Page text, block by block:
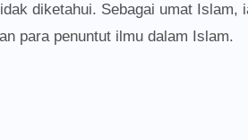
diketahui. Sebagai umat Islam,
para penuntut ilmu dalam Islam.